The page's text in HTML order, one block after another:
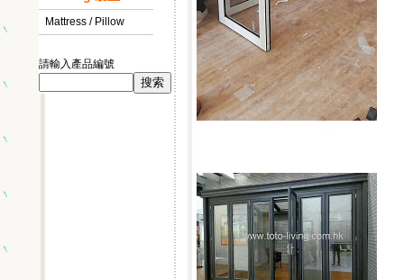
Mattress / Pillow
請輸入產品編號